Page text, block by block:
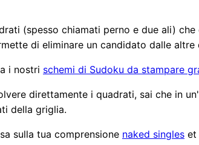
(spesso chiamati perno e due ali)
di eliminare un candidato dalle altre
i nostri schemi di Sudoku da stampare
direttamente i quadrati, sai che in
della griglia.
sulla tua comprensione naked singles et